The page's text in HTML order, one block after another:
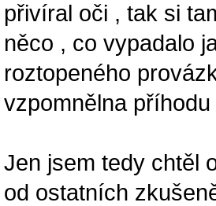
přivíral oči , tak si
něco , co vypadalo
roztopeného
vzpomnělna
Jen jsem tedy chtěl
od ostatních